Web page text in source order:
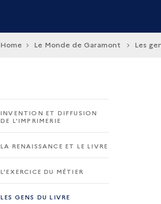
Home Le Monde de Garamont Les
INVENTION ET DIFFUSION
DE L’IMPRIMERIE
LA RENAISSANCE ET LE LIVRE
L’EXERCICE DU MÉTIER
LES GENS DU LIVRE